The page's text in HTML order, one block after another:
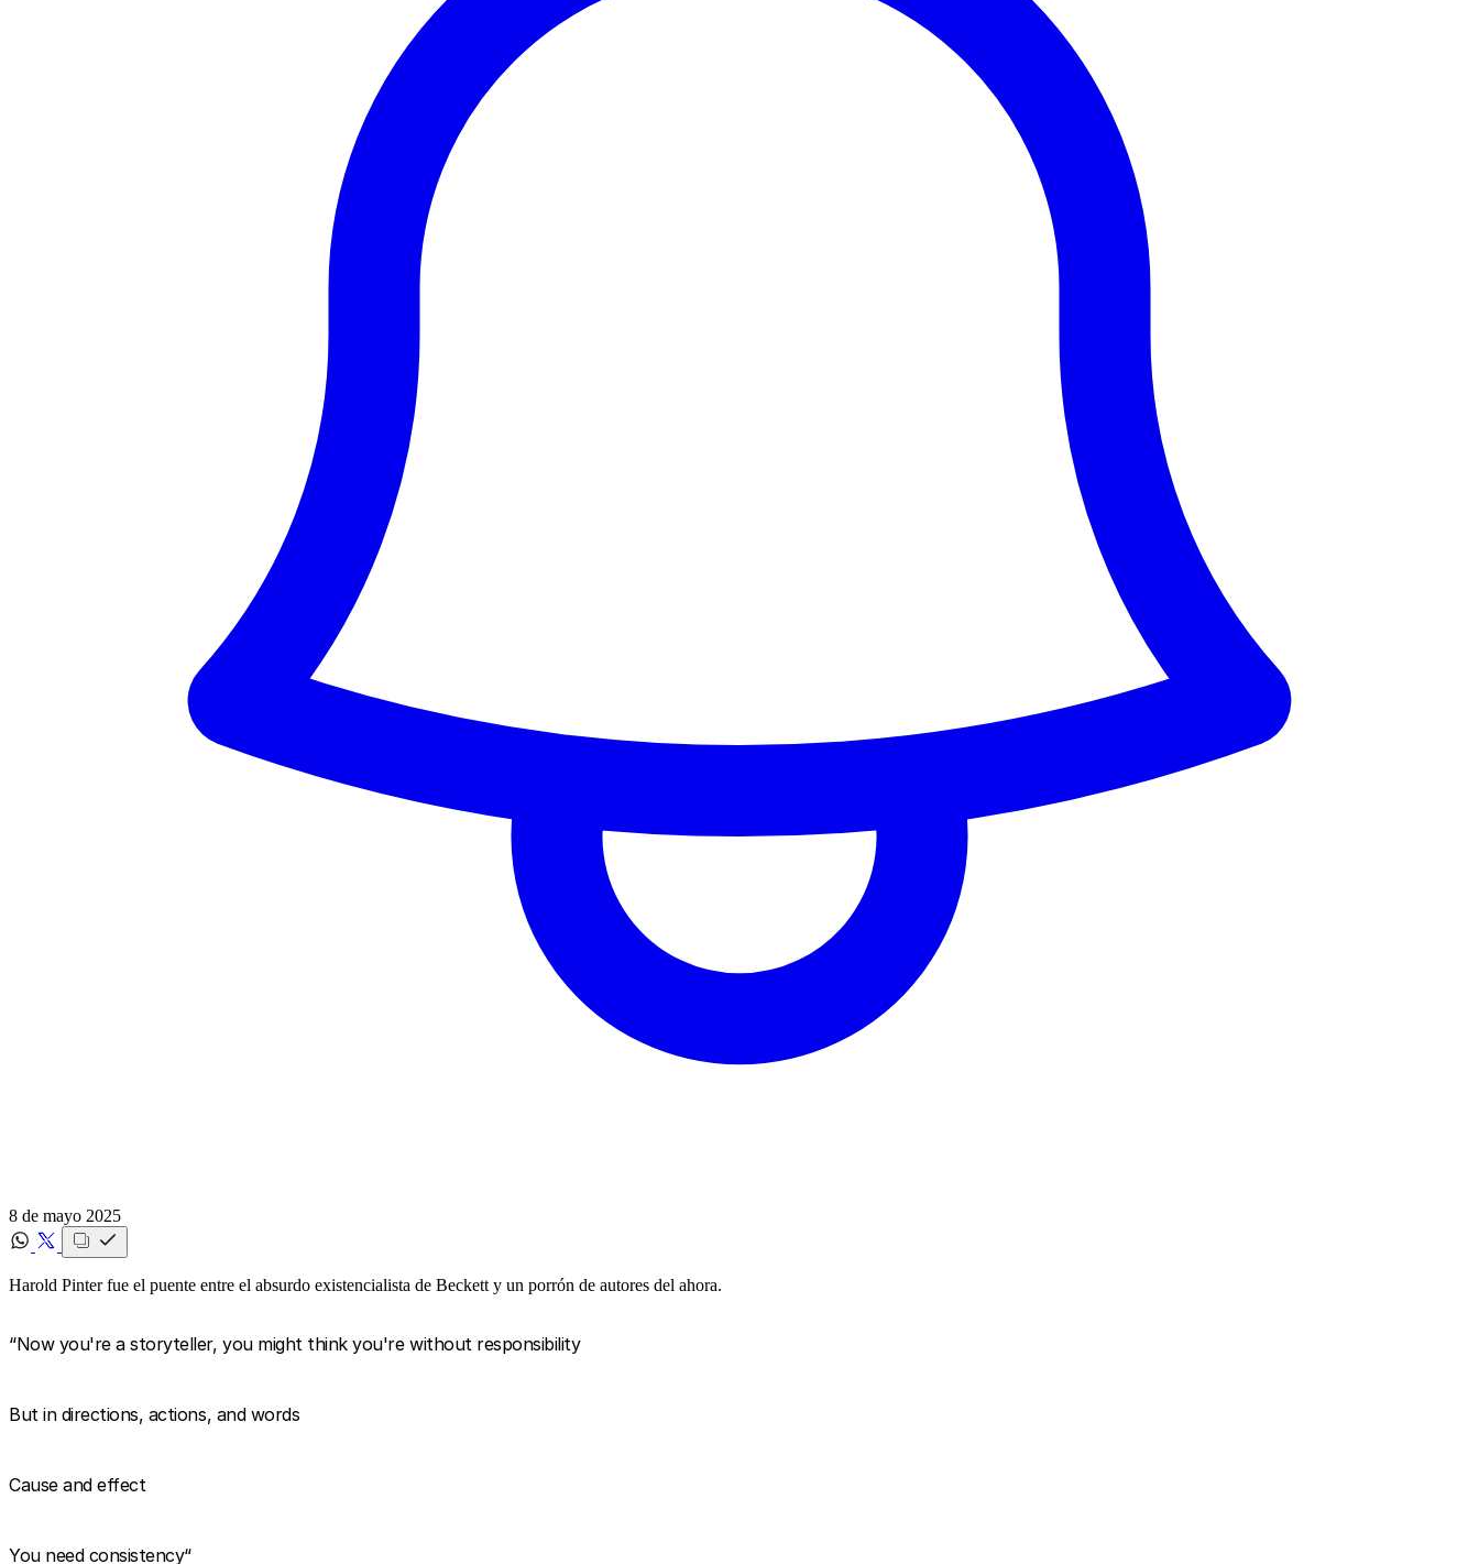
8 de mayo 2025
Harold Pinter fue el puente entre el absurdo existencialista de Beckett y un porrón de autores del ahora.
“Now you're a storyteller, you might think you're without responsibility
But in directions, actions, and words
Cause and effect
You need consistency“